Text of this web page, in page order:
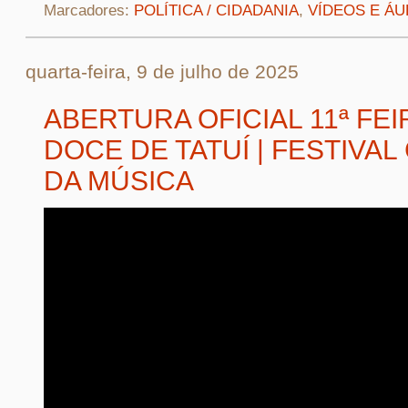
Marcadores: POLÍTICA / CIDADANIA, VÍDEOS E
quarta-feira, 9 de julho de 2025
ABERTURA OFICIAL 11ª
DOCE DE TATUÍ | FESTIVAL
DA MÚSICA